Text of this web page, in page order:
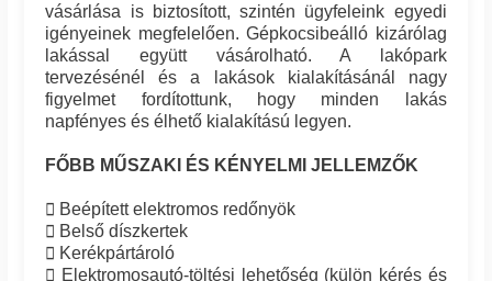
vásárlása is biztosított, szintén ügyfeleink egyedi
igényeinek megfelelően. Gépkocsibeálló kizárólag
lakással együtt vásárolható. A lakópark
tervezésénél és a lakások kialakításánál nagy
figyelmet fordítottunk, hogy minden lakás
napfényes és élhető kialakítású legyen.
FŐBB MŰSZAKI ÉS KÉNYELMI JELLEMZŐK
 Beépített elektromos redőnyök
 Belső díszkertek
 Kerékpártároló
 Elektromosautó-töltési lehetőség (külön kérés és